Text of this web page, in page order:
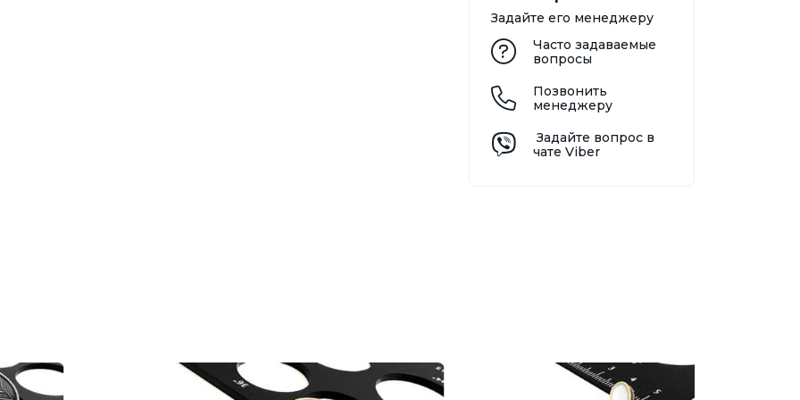
Задайте его менеджеру
Часто задаваемые
вопросы
Позвонить
менеджеру
Задайте вопрос в
чате Viber